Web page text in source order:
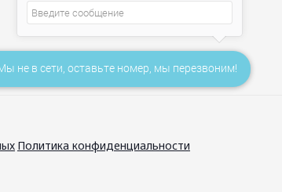
Политика конфиденциальности
не в сети, оставьте номер, мы перезвоним!